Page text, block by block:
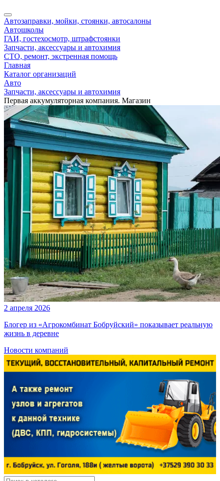
Автозаправки, мойки, стоянки, автосалоны
Автошколы
ГАИ, гостехосмотр, штрафстоянки
Запчасти, аксессуары и автохимия
СТО, ремонт, экстренная помощь
Главная
Каталог организаций
Авто
Запчасти, аксессуары и автохимия
Первая аккумуляторная компания. Магазин
2 апреля 2026
Блогер из «Агрокомбинат Бобруйский» показывает реальную
жизнь в деревне
Новости компаний